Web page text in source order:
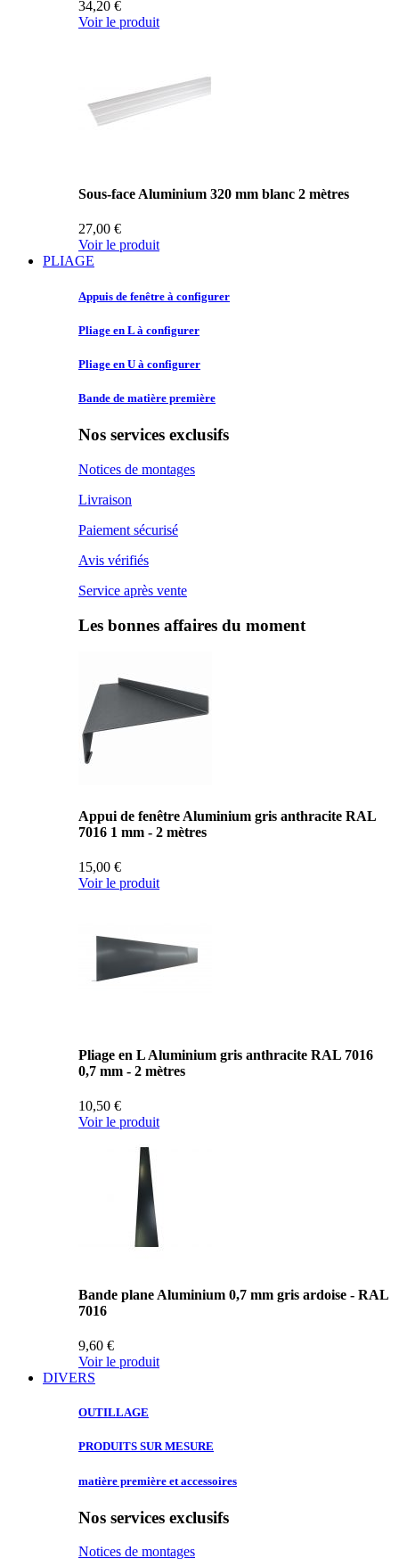
34,20 €
Voir le produit
Sous-face Aluminium 320 mm blanc 2 mètres
27,00 €
Voir le produit
PLIAGE
Appuis de fenêtre à configurer
Pliage en L à configurer
Pliage en U à configurer
Bande de matière première
Nos services exclusifs
Notices de montages
Livraison
Paiement sécurisé
Avis vérifiés
Service après vente
Les bonnes affaires du moment
Appui de fenêtre Aluminium gris anthracite RAL
7016 1 mm - 2 mètres
15,00 €
Voir le produit
Pliage en L Aluminium gris anthracite RAL 7016
0,7 mm - 2 mètres
10,50 €
Voir le produit
Bande plane Aluminium 0,7 mm gris ardoise - RAL
7016
9,60 €
Voir le produit
DIVERS
OUTILLAGE
PRODUITS SURMESURE
matière première et accessoires
Nos services exclusifs
Notices de montages